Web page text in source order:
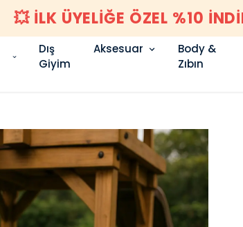
Dış
Giyim
Aksesuar
Body &
Zıbın